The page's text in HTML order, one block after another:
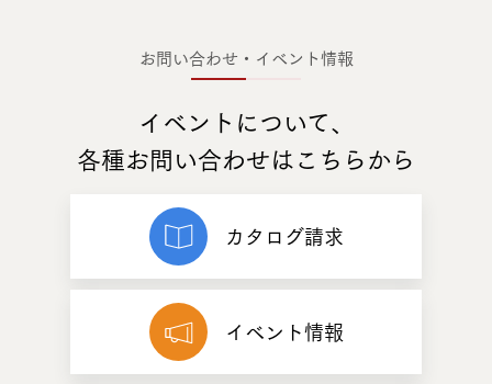
お問い合わせ・イベント情報
イベントについて、
各種お問い合わせはこちらから
カタログ請求
イベント情報